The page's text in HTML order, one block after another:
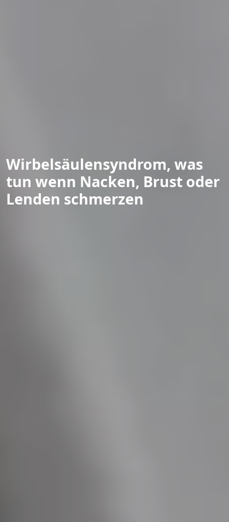
Wirbelsäulensyndrom, was
tun wenn Nacken, Brust oder
Lenden schmerzen